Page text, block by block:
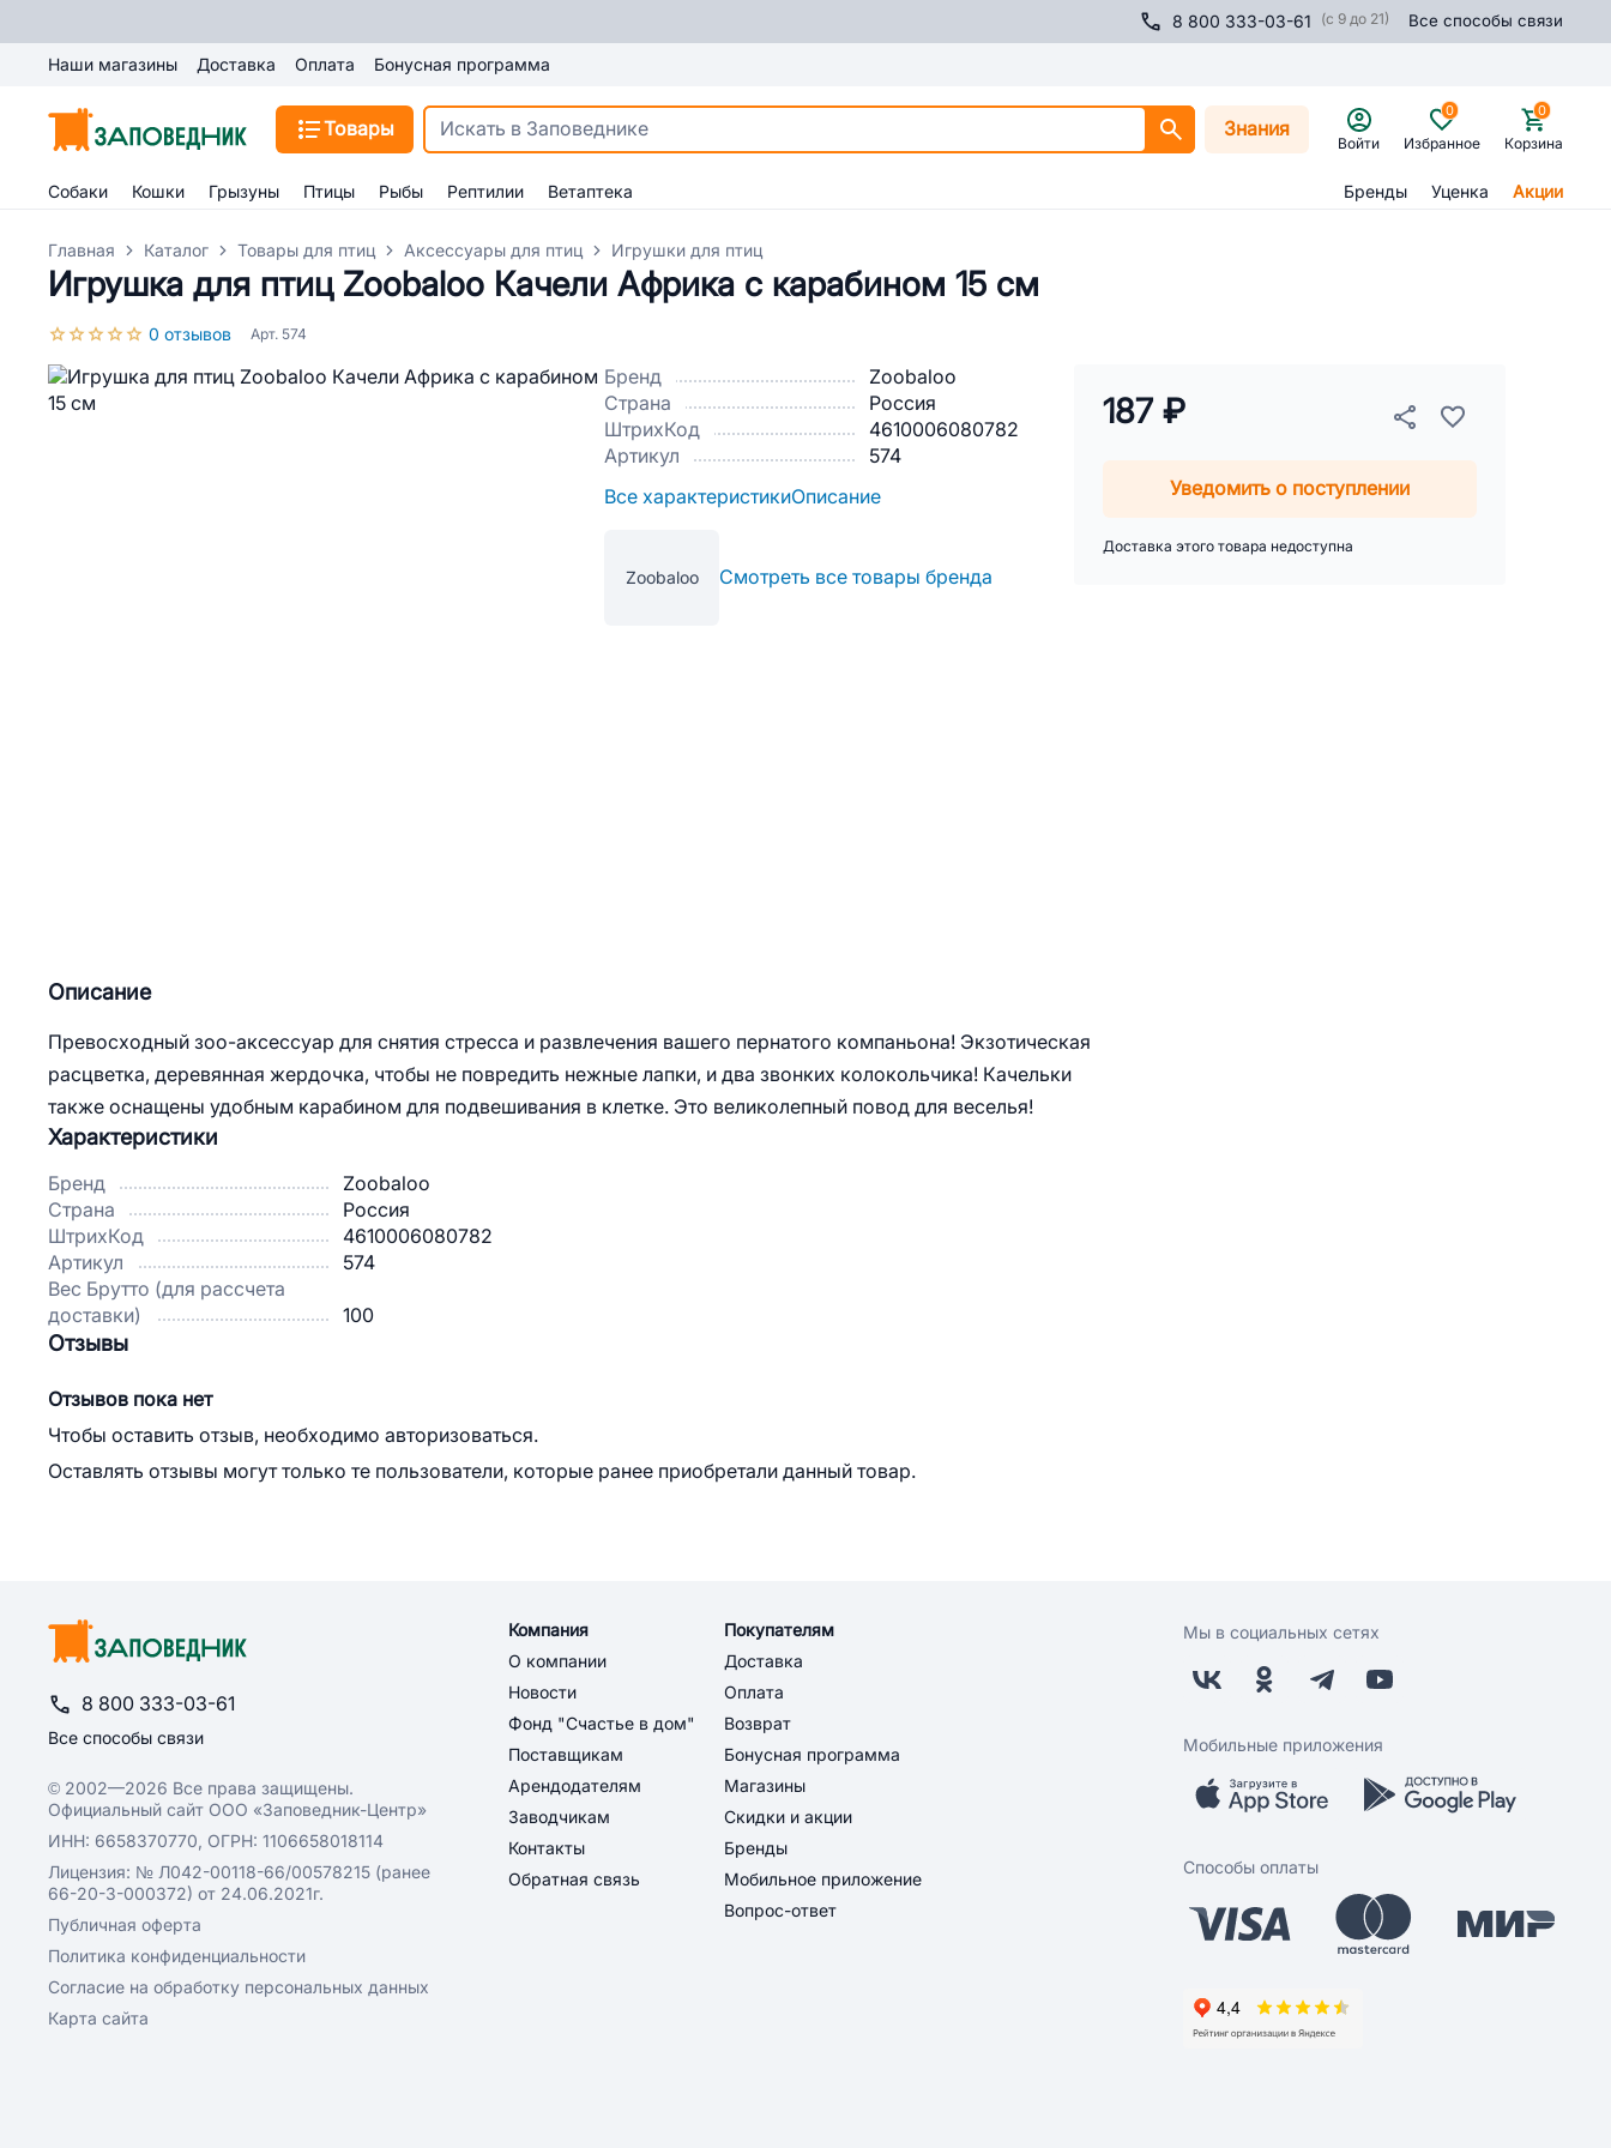
8 800 333-03-61 (с 9 до 21) Все способы связи
Наши магазины Доставка Оплата Бонусная программа
Товары Знания
Войти Избранное
0
Корзина
0
Собаки Кошки Грызуны Птицы Рыбы Рептилии Ветаптека Бренды Уценка Акции
Главная Каталог Товары для птиц Аксессуары для птиц Игрушки для птиц
Игрушка для птиц Zoobaloo Качели Африка с карабином 15 см
0 отзывов Арт. 574
Бренд
Zoobaloo
Страна
Россия
ШтрихКод
4610006080782
Артикул
574
Все характеристикиОписание
Zoobaloo Смотреть все товары бренда
187 ₽
Уведомить о поступлении
Доставка этого товара недоступна
Описание
Превосходный зоо-аксессуар для снятия стресса и развлечения вашего пернатого компаньона! Экзотическая
расцветка, деревянная жердочка, чтобы не повредить нежные лапки, и два звонких колокольчика! Качельки
также оснащены удобным карабином для подвешивания в клетке. Это великолепный повод для веселья!
Характеристики
Бренд
Zoobaloo
Страна
Россия
ШтрихКод
4610006080782
Артикул
574
Вес Брутто (для рассчета
доставки)
100
Отзывы
Отзывов пока нет
Чтобы оставить отзыв, необходимо авторизоваться.
Оставлять отзывы могут только те пользователи, которые ранее приобретали данный товар.
8 800 333-03-61
Все способы связи
© 2002—2026 Все права защищены.
Официальный сайт ООО «Заповедник-Центр»
ИНН: 6658370770, ОГРН: 1106658018114
Лицензия: № Л042-00118-66/00578215 (ранее
66-20-3-000372) от 24.06.2021г.
Публичная оферта
Политика конфиденциальности
Согласие на обработку персональных данных
Карта сайта
Компания
О компании
Новости
Фонд "Счастье в дом"
Поставщикам
Арендодателям
Заводчикам
Контакты
Обратная связь
Покупателям
Доставка
Оплата
Возврат
Бонусная программа
Магазины
Скидки и акции
Бренды
Мобильное приложение
Вопрос-ответ
Мы в социальных сетях
Мобильные приложения
Способы оплаты